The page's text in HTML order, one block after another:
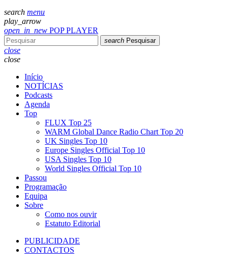
search menu
play_arrow
open_in_new POP PLAYER
search Pesquisar
close
close
Início
NOTÍCIAS
Podcasts
Agenda
Top
FLUX Top 25
WARM Global Dance Radio Chart Top 20
UK Singles Top 10
Europe Singles Official Top 10
USA Singles Top 10
World Singles Official Top 10
Passou
Programação
Equipa
Sobre
Como nos ouvir
Estatuto Editorial
PUBLICIDADE
CONTACTOS